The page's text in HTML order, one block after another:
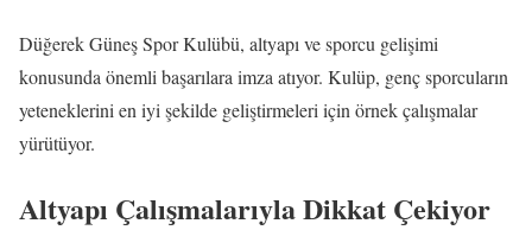
Düğerek Güneş Spor Kulübü, altyapı ve sporcu gelişimi
konusunda önemli başarılara imza atıyor. Kulüp, genç sporcuların
yeteneklerini en iyi şekilde geliştirmeleri için örnek çalışmalar
yürütüyor.
Altyapı Çalışmalarıyla Dikkat Çekiyor